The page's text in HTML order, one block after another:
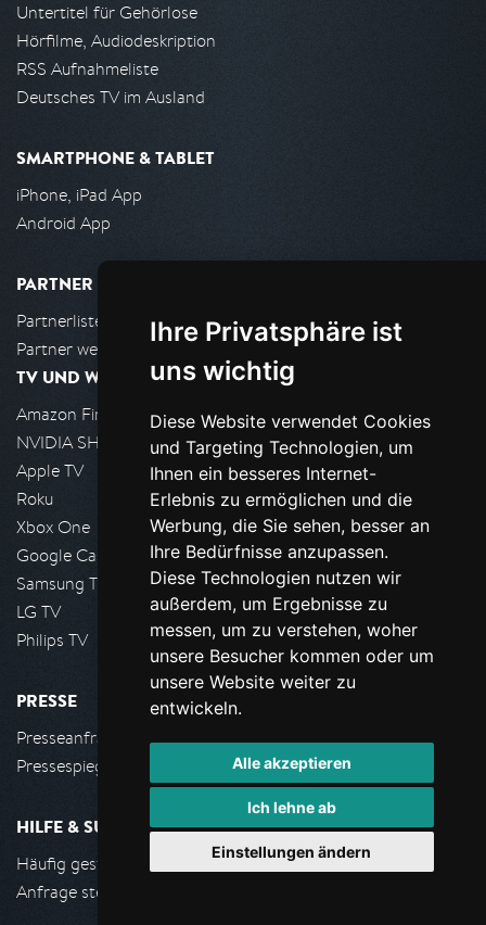
Ihre Privatsphäre ist
uns wichtig
Diese Website verwendet Cookies
und Targeting Technologien, um
Ihnen ein besseres Internet-
Erlebnis zu ermöglichen und die
Werbung, die Sie sehen, besser an
Ihre Bedürfnisse anzupassen.
Diese Technologien nutzen wir
außerdem, um Ergebnisse zu
messen, um zu verstehen, woher
unsere Besucher kommen oder um
unsere Website weiter zu
entwickeln.
Alle akzeptieren
Ich lehne ab
Einstellungen ändern
Untertitel für Gehörlose
Hörfilme, Audiodeskription
RSS Aufnahmeliste
Deutsches TV im Ausland
SMARTPHONE & TABLET
iPhone, iPad App
Android App
PARTNER
Partnerliste
Partner werden
TV UND WOHNZIMMER
Amazon FireTV
NVIDIA SHIELD, Google TV
Apple TV
Roku
Xbox One
Google Cast
Samsung TV
LG TV
Philips TV
PRESSE
Presseanfrage stellen
Pressespiegel
HILFE & SUPPORT
Häufig gestellte Fragen
Anfrage stellen